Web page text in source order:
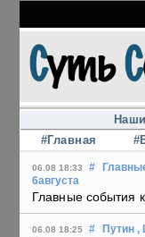
#Главная
06.08 18:33 #
6августа
Главные события
06.08 18:25 # Путин ,